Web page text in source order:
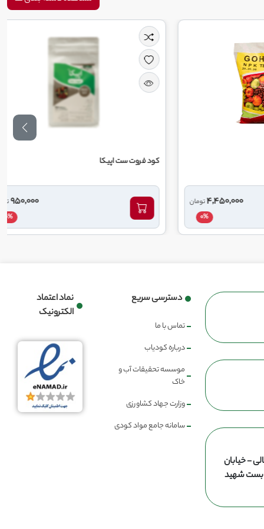
4,450,000تومان
کود فروت ست اپیکا
950,000تومان
- خیابان
بست شهید
دسترسی سریع
تماس با ما
درباره کودیاب
موسسه تحقیقات آب و
خاک
وزارت جهاد کشاورزی
سامانه جامع مواد کودی
نماد اعتماد
الکترونیک